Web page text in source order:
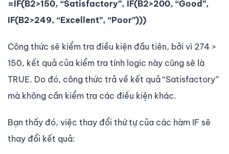
=IF(B2>150, “Satisfactory”, IF(B2>200, “Good”,
IF(B2>249, “Excellent”, “Poor”)))
Công thức sẽ kiểm tra điều kiện đầu tiên, bởi vì 274 >
150, kết quả của kiểm tra tính logic này cũng sẽ là
TRUE. Do đó, công thức trả về kết quả “Satisfactory”
mà không cần kiểm tra các điều kiện khác.
Bạn thấy đó, việc thay đổi thứ tự của các hàm IF sẽ
thay đổi kết quả: